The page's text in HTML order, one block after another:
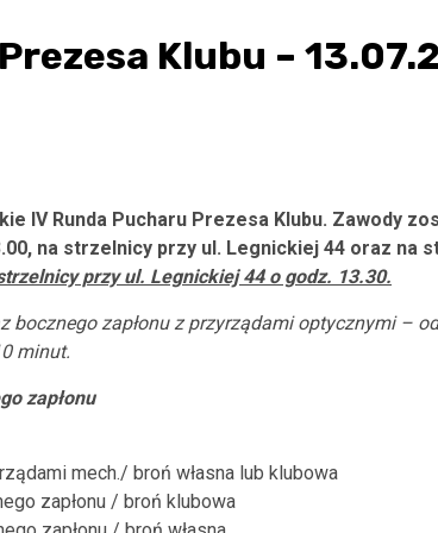
Klubu –
IV Runda Pucharu Prezesa Klubu. Zawody
na strzelnicy przy ul. Legnickiej 44 oraz na
przy ul. Legnickiej 44 o godz. 13.30.
bocznego zapłonu z przyrządami optycznymi –
minut.
zapłonu
mech./ broń własna lub klubowa
zapłonu / broń klubowa